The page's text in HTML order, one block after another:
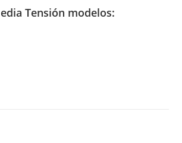
Tensión modelos: